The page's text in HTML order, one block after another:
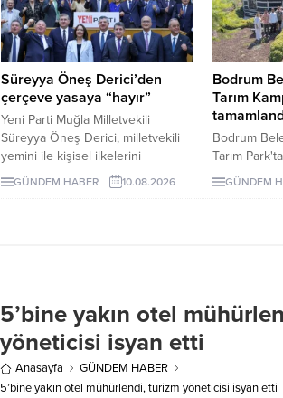
onaylandı.
Süreyya Öneş Derici’den
çerçeve yasaya “hayır”
Yeni Parti Muğla Milletvekili
Süreyya Öneş Derici, milletvekili
yemini ile kişisel ilkelerini
hatırlatarak çerçeve yasa teklifine
“hayır” oyu vereceğini açıkladı.
GÜNDEM HABER 10.08.2026
Bodrum
Tarım
Bodrum
Tarım
ve Tarım
lavanta
GÜNDEM
5’bine yakın otel
yöneticisi isyan etti
Anasayfa
GÜNDEM HABER
5’bine yakın otel mühürlendi, turizm yöneticisi isyan etti